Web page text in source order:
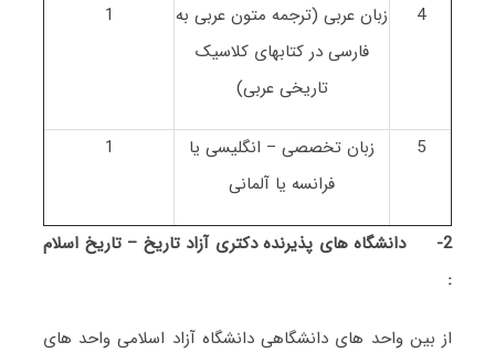
4
زبان عربی (ترجمه متون عربی به
فارسی در کتابهای کلاسیک
تاریخی عربی)
1
5
زبان تخصصی – انگلیسی یا
فرانسه یا آلمانی
1
2-
دانشگاه های پذیرنده دکتری آزاد تاریخ – تاریخ اسلام
:
از بین واحد های دانشگاهی دانشگاه آزاد اسلامی واحد های